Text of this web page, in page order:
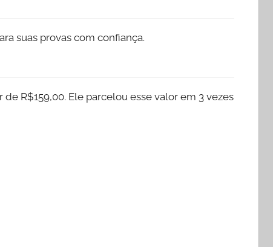
suas provas com confiança.
R$159,00. Ele parcelou esse valor em 3 vezes